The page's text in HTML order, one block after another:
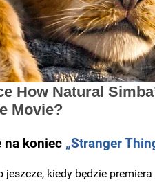
na koniec „Stranger
jeszcze, kiedy będzie